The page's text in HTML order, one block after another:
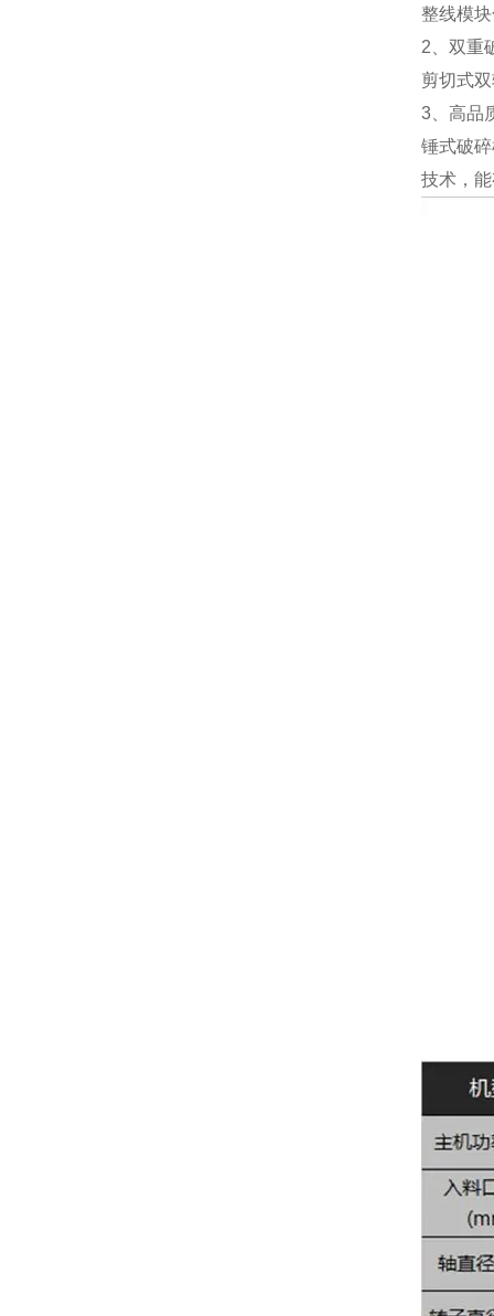
整线模
2、双重
剪切式
3、高品
锤式破
技术，